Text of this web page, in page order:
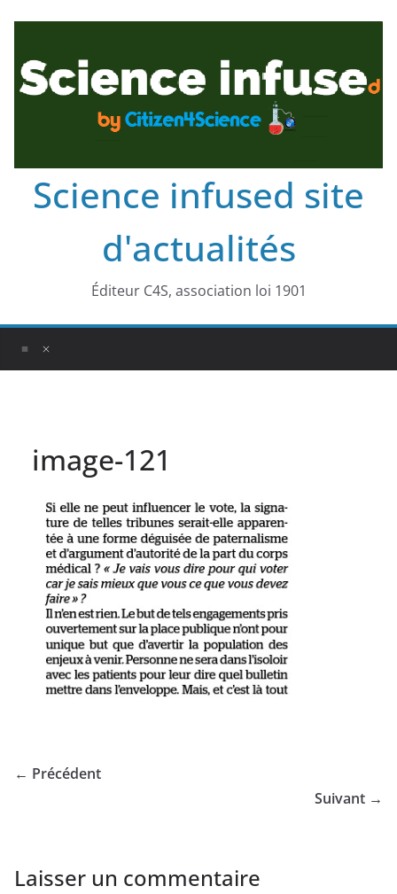
Science infused site
d'actualités
Éditeur C4S, association loi 1901
image-121
← Précédent
Suivant →
Laisser un commentaire